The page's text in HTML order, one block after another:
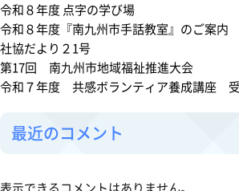
令和８年度 点字の学び場
令和８年度『南九州市手話教室』のご案内
社協だより２1号
第17回 南九州市地域福祉推進大会
令和７年度 共感ボランティア養成講座
最近のコメント
表示できるコメントはありません。